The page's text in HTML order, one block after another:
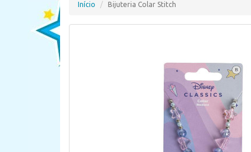
Início Bijuteria Colar Stitch